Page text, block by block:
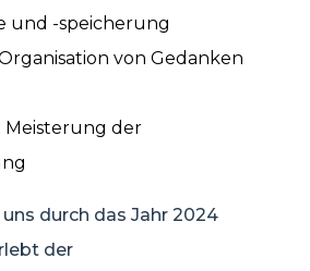
und -speicherung
von Gedanken
Meisterung der
durch das Jahr 2024
der